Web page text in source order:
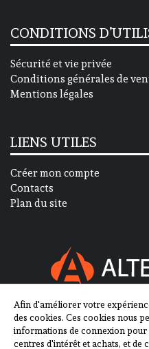
CONDITIONS
Sécurité et vie privée
Conditions générales de
Mentions légales
LIENS UTILES
Créer mon compte
Contacts
Plan du site
SUIVEZ-NOUS SUR
Afin d'améliorer votre
des cookies. Ces cookies nous
informations de connexion pour
centres d'intérêt et achats, et de